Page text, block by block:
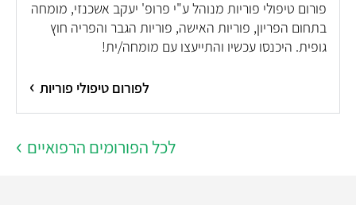
פורום טיפולי פוריות מנוהל ע"י פרופ' יעקב אשכנזי, מומחה
בתחום הפריון, פוריות האישה, פוריות הגבר והפריה חוץ
גופית. היכנסו עכשיו והתייעצו עם מומחה/ית!
לפורום טיפולי פוריות
לכל הפורומים הרפואיים